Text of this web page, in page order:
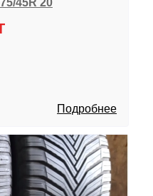
Подробнее